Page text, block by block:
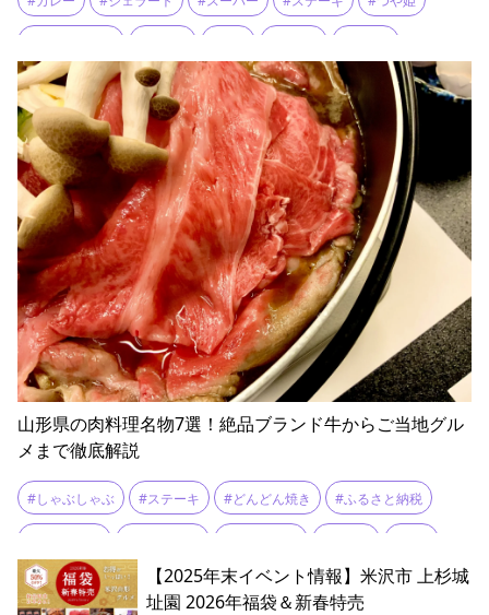
#鉄板焼き
山形県の肉料理名物7選！絶品ブランド牛からご当地グル
メまで徹底解説
#しゃぶしゃぶ #ステーキ #どんどん焼き #ふるさと納税
#最上 #焼き鳥 #米沢牛 #置賜 #肉そば #馬肉
【2025年末イベント情報】米沢市 上杉城
址園 2026年福袋＆新春特売